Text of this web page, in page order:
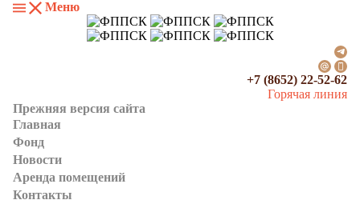
Меню
+7 (8652) 22-52-62
Горячая линия
Прежняя версия сайта
Главная
Фонд
Новости
Аренда помещений
Контакты